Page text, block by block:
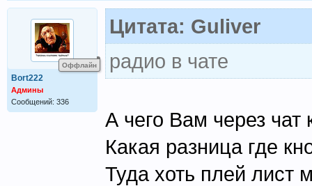
Оффлайн
Bort222
Админы
Сообщений: 336
Цитата: Guliver
радио в чате
А чего Вам через чат
Какая разница где
Туда хоть плей лист